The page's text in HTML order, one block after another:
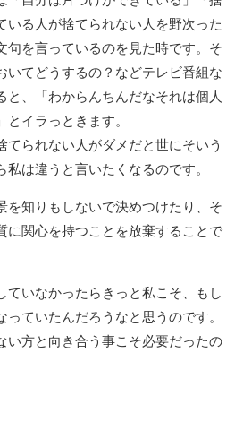
いる人が捨てられない人を野次った
句を言っているのを見た時です。そ
いてどうするの？などテレビ番組な
と、「わからんちんだなそれは個人
イラっときます。
てられない人がダメだと世にそいう
は違うと言いたくなるのです。
を知りもしないで決めつけたり、そ
に関心を持つことを放棄することで
ていなかったらきっと私こそ、もし
ていたんだろうなと思うのです。
い方と向き合う事こそ必要だったの